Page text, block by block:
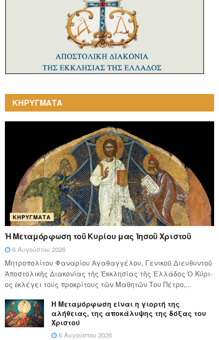
ΚΗΡΥΓΜΑΤΑ
ΚΗΡΎΓΜΑΤΑ
Ἡ Μεταμόρφωση τοῦ Κυρίου μας Ἰησοῦ Χριστοῦ
6 Αυγούστου 2026
Μητροπολίτου Φαναρίου Ἀγαθαγγέλου, Γενικοῦ Διευθυντοῦ
Ἀποστολικῆς Διακονίας τῆς Ἐκκλησίας τῆς Ἑλλάδος Ὁ Κύ­ρι­
ος ἐκλέγει τούς προ­κρί­τους τῶν Μα­θη­τῶν Του Πέ­τρο,...
Η Μεταμόρφωση είναι η γιορτή της
αλήθειας, της αποκάλυψης της δόξας του
Χριστού
6 Αυγούστου 2026